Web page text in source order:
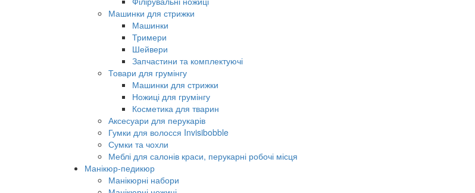
Машинки для стрижки
Машинки
Тримери
Шейвери
Запчастини та комплектуючі
Товари для грумінгу
Машинки для стрижки
Ножиці для грумінгу
Косметика для тварин
Аксесуари для перукарів
Гумки для волосся Invisibobble
Сумки та чохли
Меблі для салонів краси, перукарні робочі місця
Манікюр-педикюр
Манікюрні набори